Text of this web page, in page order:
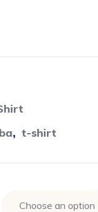
, t-shirt